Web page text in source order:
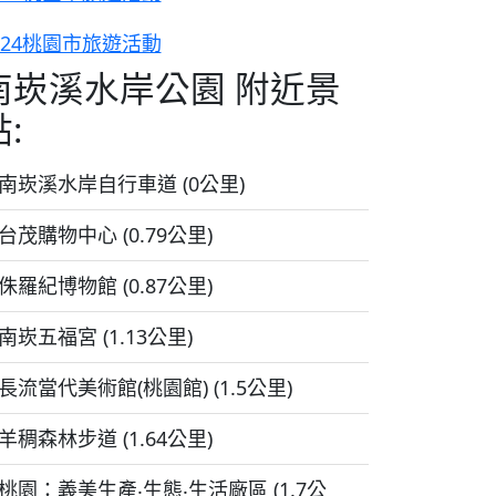
桃園市旅遊活動
崁溪水岸公園 附近景
:
崁溪水岸自行車道 (0公里)
茂購物中心 (0.79公里)
羅紀博物館 (0.87公里)
崁五福宮 (1.13公里)
流當代美術館(桃園館) (1.5公里)
稠森林步道 (1.64公里)
園：義美生產‧生態‧生活廠區 (1.7公